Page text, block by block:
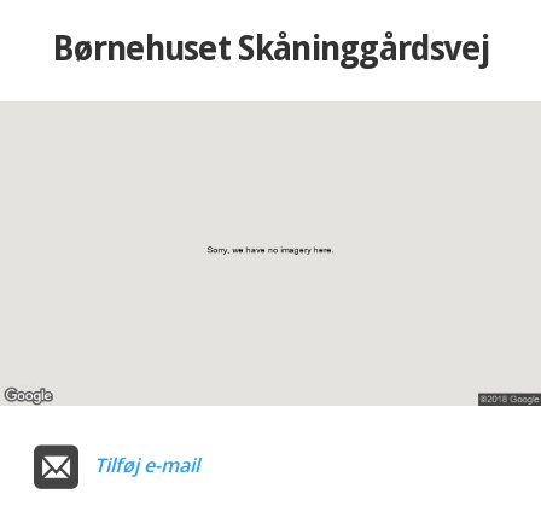
Børnehuset Skåninggårdsvej
Tilføj e-mail